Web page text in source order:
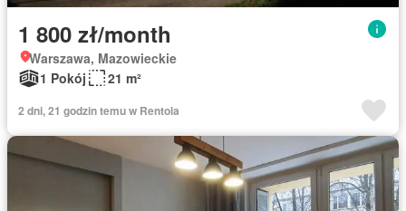
1 800 zł/month
Warszawa, Mazowieckie
1 Pokój
21 m²
2 dni, 21 godzin temu w Rentola